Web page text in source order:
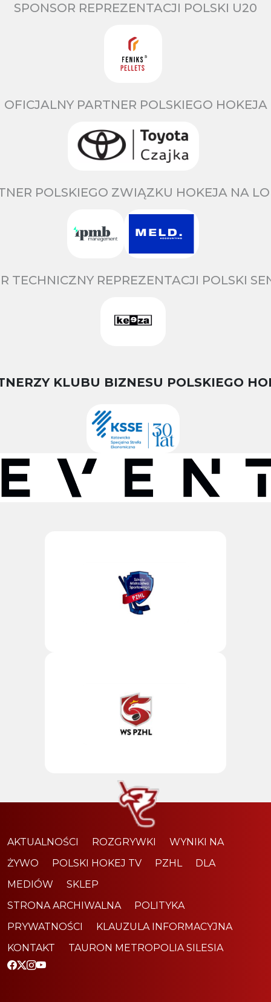
SPONSOR REPREZENTACJI POLSKI U20
OFICJALNY PARTNER POLSKIEGO HOKEJA
POLSKIEGO ZWIĄZKU HOKEJA NA
TECHNICZNY REPREZENTACJI POLSKI
KLUBU BIZNESU POLSKIEGO
AKTUALNOŚCI ROZGRYWKI
WYNIKI NA
ŻYWO
POLSKI HOKEJ TV PZHL
DLA
MEDIÓW
SKLEP
STRONA ARCHIWALNA
POLITYKA
PRYWATNOŚCI
KLAUZULA INFORMACYJNA
KONTAKT
TAURON METROPOLIA SILESIA